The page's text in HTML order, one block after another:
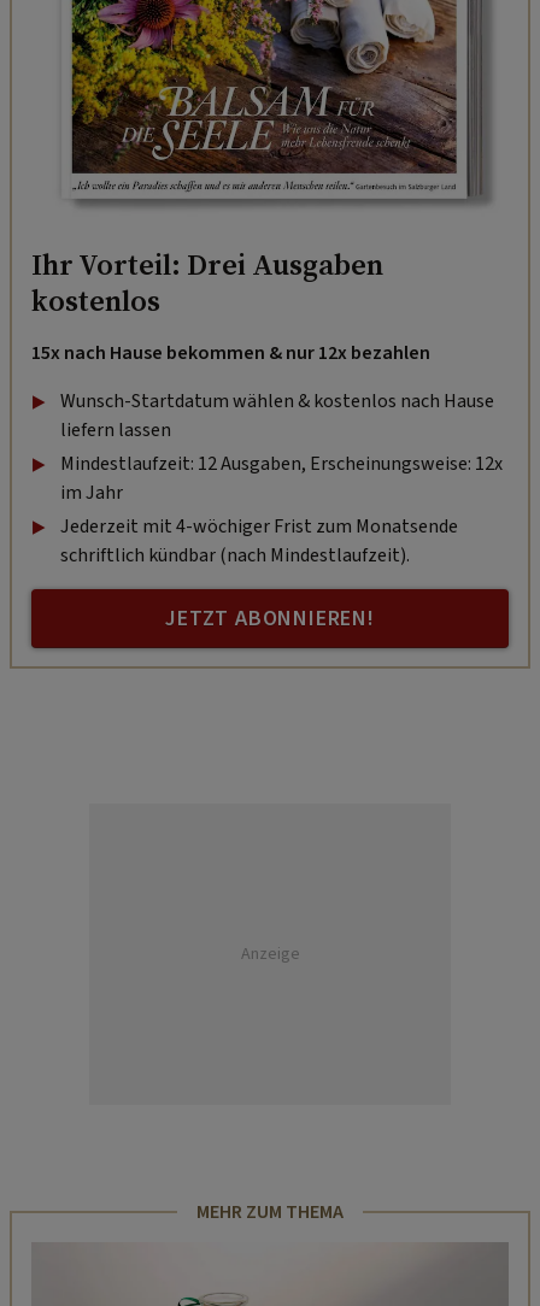
Ihr Vorteil: Drei Ausgaben
kostenlos
15x nach Hause bekommen & nur 12x bezahlen
Wunsch-Startdatum wählen & kostenlos nach Hause
liefern lassen
Mindestlaufzeit: 12 Ausgaben, Erscheinungsweise: 12x
im Jahr
Jederzeit mit 4-wöchiger Frist zum Monatsende
schriftlich kündbar (nach Mindestlaufzeit).
JETZT ABONNIEREN!
Anzeige
MEHR ZUM THEMA